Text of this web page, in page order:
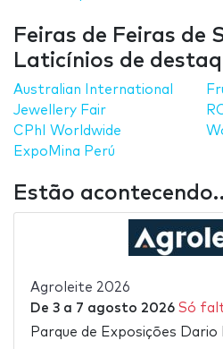
Feiras de Feiras de
Laticínios de
Australian International
Jewellery Fair
CPhI Worldwide
ExpoMina Perú
Estão
Agroleite 2026
De 3a 7 agosto 2026 Só
Parque de Exposições Dario